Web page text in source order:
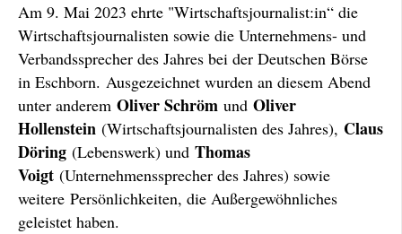
Am 9. Mai 2023 ehrte "Wirtschaftsjournalist:in“ die
Wirtschaftsjournalisten sowie die Unternehmens- und
Verbandssprecher des Jahres bei der Deutschen Börse
in Eschborn. Ausgezeichnet wurden an diesem Abend
unter anderem Oliver Schröm und Oliver
Hollenstein (Wirtschaftsjournalisten des Jahres), Claus
Döring (Lebenswerk) und Thomas
Voigt (Unternehmenssprecher des Jahres) sowie
weitere Persönlichkeiten, die Außergewöhnliches
geleistet haben.